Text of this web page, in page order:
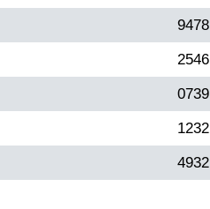
9478
2546
0739
1232
4932